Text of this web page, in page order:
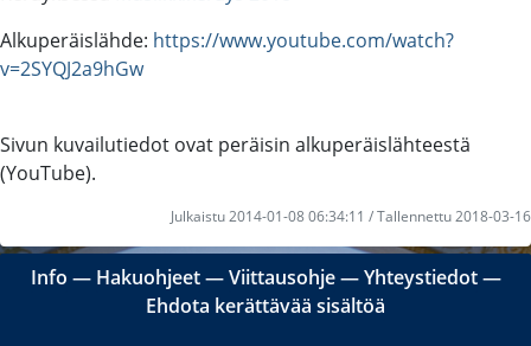
Alkuperäislähde: https://www.youtube.com/watch?
v=2SYQJ2a9hGw
Sivun kuvailutiedot ovat peräisin alkuperäislähteestä
(YouTube).
Julkaistu 2014-01-08 06:34:11 / Tallennettu 2018-03-16
Info ― Hakuohjeet―Viittausohje―Yhteystiedot―
Ehdota kerättävää sisältöä